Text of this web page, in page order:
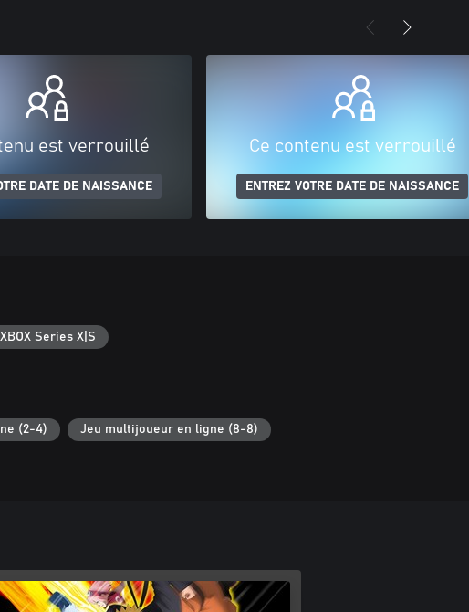
est verrouillé
DATE DE NAISSANCE
Ce contenu est verrouillé
ENTREZ VOTRE DATE DE NAISSANCE
XBOX Series X|S
(2-4) Jeu multijoueur en ligne (8-8)